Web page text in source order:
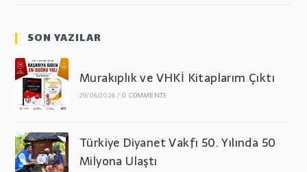
SON YAZILAR
Murakıplık ve VHKİ Kitaplarım Çıktı
29/06/2026/ 0 COMMENTS
Türkiye Diyanet Vakfı 50. Yılında 50
Milyona Ulaştı